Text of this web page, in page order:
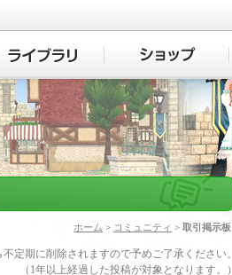
マビノギ
ホーム > コミュニティ > 取引掲示板
定期に削除されますので予めご了承ください。
（1年以上経過した投稿が対象となります。）